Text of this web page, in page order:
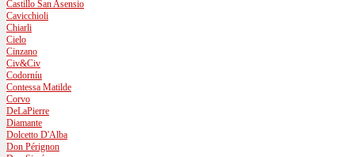
Castillo San Asensio
Cavicchioli
Chiarli
Cielo
Cinzano
Civ&Civ
Codorníu
Contessa Matilde
Corvo
DeLaPierre
Diamante
Dolcetto D'Alba
Don Pérignon